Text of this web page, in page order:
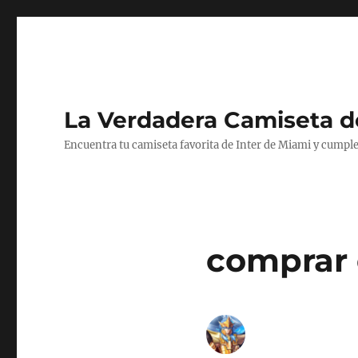
La Verdadera Camiseta
Encuentra tu camiseta favorita de Inter de Miami y
comprar